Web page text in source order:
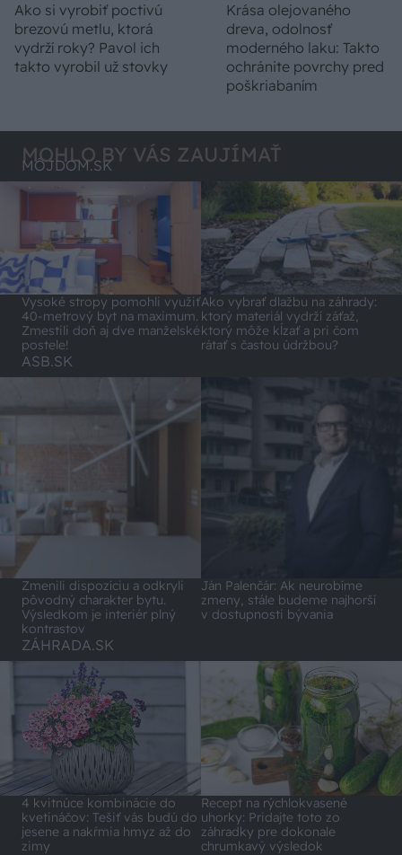
Ako si vyrobiť poctivú
brezovú metlu, ktorá
vydrží roky? Pavol ich
takto vyrobil už stovky
Krása olejovaného
dreva, odolnosť
moderného laku: Takto
ochránite povrchy pred
poškriabaním
MOHLO BY VÁS ZAUJÍMAŤ
MÔJDOM.SK
Vysoké stropy pomohli využiť
40-metrový byt na maximum.
Zmestili doň aj dve manželské
postele!
Ako vybrať dlažbu na záhrady:
ktorý materiál vydrží záťaž,
ktorý môže kĺzať a pri čom
rátať s častou údržbou?
ASB.SK
Zmenili dispozíciu a odkryli
pôvodný charakter bytu.
Výsledkom je interiér plný
kontrastov
Ján Palenčár: Ak neurobíme
zmeny, stále budeme najhorší
v dostupnosti bývania
ZÁHRADA.SK
4 kvitnúce kombinácie do
kvetináčov: Tešiť vás budú do
jesene a nakŕmia hmyz až do
zimy
Recept na rýchlokvasené
uhorky: Pridajte toto zo
záhradky pre dokonale
chrumkavý výsledok